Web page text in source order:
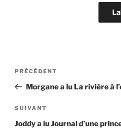
Navigation
l’article
Article
précédent
PRÉCÉDENT
Morgane a lu La rivière à
Article
suivant
SUIVANT
Joddy a lu Journal d’une